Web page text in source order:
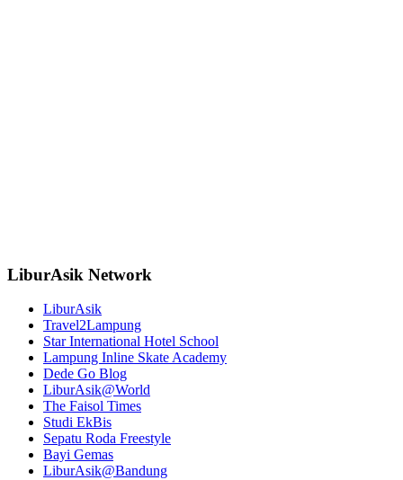
LiburAsik Network
LiburAsik
Travel2Lampung
Star International Hotel School
Lampung Inline Skate Academy
Dede Go Blog
LiburAsik@World
The Faisol Times
Studi EkBis
Sepatu Roda Freestyle
Bayi Gemas
LiburAsik@Bandung